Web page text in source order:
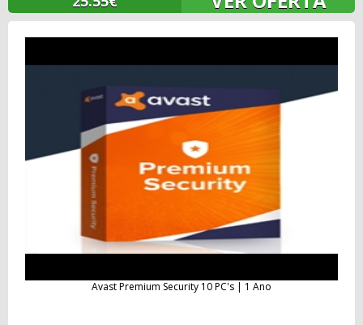
Avast Premium Security 10 PC's | 1 Ano